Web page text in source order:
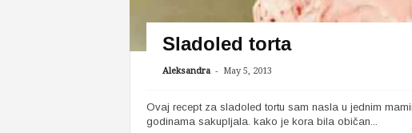
Sladoled torta
Aleksandra - May 5, 2013
Ovaj recept za sladoled tortu sam nasla u jednim
godinama sakupljala. kako je kora bila običan...